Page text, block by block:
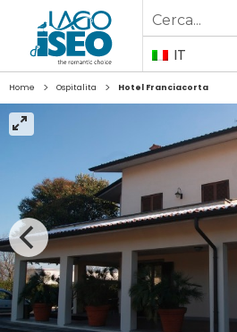
Search
for:
IT
Home > Ospitalita > Hotel Franciacorta